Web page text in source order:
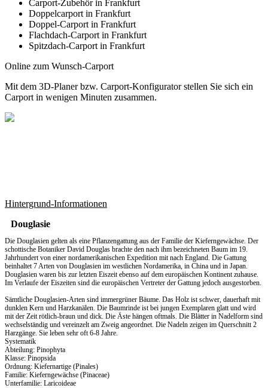
Carport-Zubehör in Frankfurt
Doppelcarport in Frankfurt
Doppel-Carport in Frankfurt
Flachdach-Carport in Frankfurt
Spitzdach-Carport in Frankfurt
Online zum Wunsch-Carport
Mit dem 3D-Planerbzw. Carport-Konfiguratorstellen Sie sich ein
Carport in wenigen Minuten zusammen.
Hintergrund-Informationen
Douglasie
Die Douglasien gelten als eine Pflanzengattung aus der Familie der Kieferngewächse. Der
schottische Botaniker David Douglas brachte den nach ihm bezeichneten Baum im 19.
Jahrhundert von einer nordamerikanischen Expedition mit nach England. Die Gattung
beinhaltet 7 Arten von Douglasien im westlichen Nordamerika, in China und in Japan.
Douglasien waren bis zur letzten Eiszeit ebenso auf dem europäischen Kontinent zuhause.
Im Verlaufe der Eiszeiten sind die europäischen Vertreter der Gattung jedoch ausgestorben.
Sämtliche Douglasien-Arten sind immergrüner Bäume. Das Holz ist schwer, dauerhaft mit
dunklen Kern und Harzkanälen. Die Baumrinde ist bei jungen Exemplaren glatt und wird
mit der Zeit rötlich-braun und dick. Die Äste hängen oftmals. Die Blätter in Nadelform sind
wechselständig und vereinzelt am Zweig angeordnet. Die Nadeln zeigen im Querschnitt 2
Harzgänge. Sie leben sehr oft 6-8 Jahre.
Systematik
Abteilung: Pinophyta
Klasse: Pinopsida
Ordnung: Kiefernartige (Pinales)
Familie: Kieferngewächse (Pinaceae)
Unterfamilie: Laricoideae